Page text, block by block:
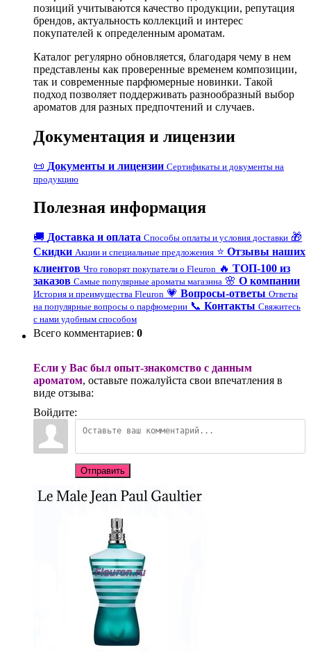
позиций учитываются качество продукции, репутация
брендов, актуальность коллекций и интерес
покупателей к определенным ароматам.
Каталог регулярно обновляется, благодаря чему в нем
представлены как проверенные временем композиции,
так и современные парфюмерные новинки. Такой
подход позволяет поддерживать разнообразный выбор
ароматов для разных предпочтений и случаев.
Документация и лицензии
📜 Документы и лицензии Сертификаты и документы на
продукцию
Полезная информация
🚚 Доставка и оплата Способы оплаты и условия доставки 🎁
Скидки Акции и специальные предложения ⭐ Отзывы наших
клиентов Что говорят покупатели о Fleuron 🔥 ТОП-100 из
заказов Самые популярные ароматы магазина 🌸 О компании
История и преимущества Fleuron 💗 Вопросы-ответы Ответы
на популярные вопросы о парфюмерии 📞 Контакты Свяжитесь
с нами удобным способом
Всего комментариев: 0
Если у Вас был опыт-знакомство с данным
ароматом, оставьте пожалуйста свои впечатления в
виде отзыва:
Войдите:
Отправить